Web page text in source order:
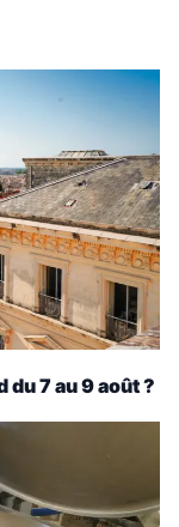
7 au 9 août ?